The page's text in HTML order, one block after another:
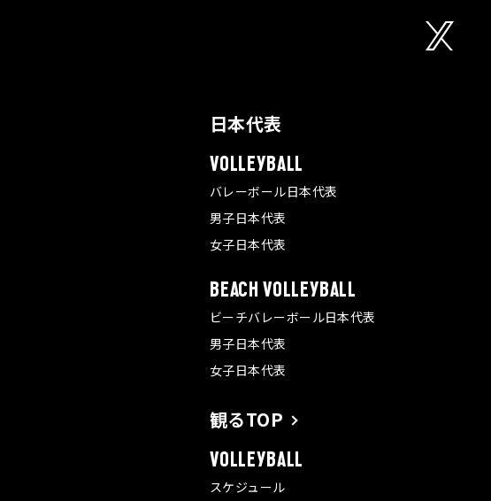
日本代表
VOLLEYBALL
バレーボール日本代表
男子日本代表
女子日本代表
BEACH VOLLEYBALL
ビーチバレーボール日本代表
男子日本代表
女子日本代表
観るTOP
VOLLEYBALL
スケジュール